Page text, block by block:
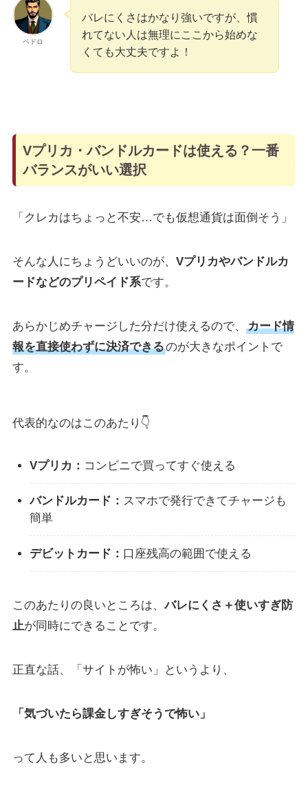
ペドロ
バレにくさはかなり強いですが、慣
れてない人は無理にここから始めな
くても大丈夫ですよ！
Vプリカ・バンドルカードは使える？一番
バランスがいい選択
「クレカはちょっと不安…でも仮想通貨は面倒そう」
そんな人にちょうどいいのが、 Vプリカやバンドルカ
ードなどのプリペイド系です。
あらかじめチャージした分だけ使えるので、
カード情
報を直接使わずに決済できるのが大きなポイントで
す。
代表的なのはこのあたり👇
Vプリカ： コンビニで買ってすぐ使える
バンドルカード： スマホで発行できてチャージも
簡単
デビットカード： 口座残高の範囲で使える
このあたりの良いところは、バレにくさ＋使いすぎ防
止が同時にできることです。
正直な話、「サイトが怖い」というより、
「気づいたら課金しすぎそうで怖い」
って人も多いと思います。